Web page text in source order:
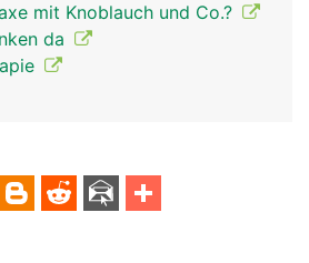
mit Knoblauch und Co.?
da